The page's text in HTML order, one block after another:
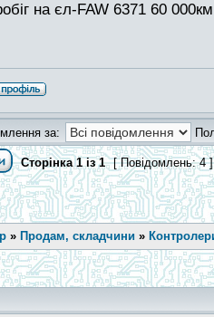
на єл-FAW 6371 60 000км
за:
Сторінка1із1 [ Повідомлень: 4
» Продам, складчини »